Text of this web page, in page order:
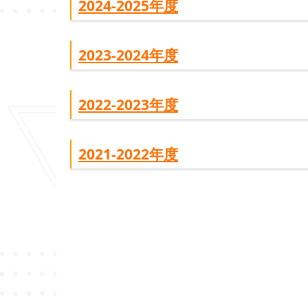
2024-2025年度
2023-2024年度
2022-2023年度
2021-2022年度